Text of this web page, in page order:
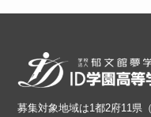
募集対象地域は1都2府11県